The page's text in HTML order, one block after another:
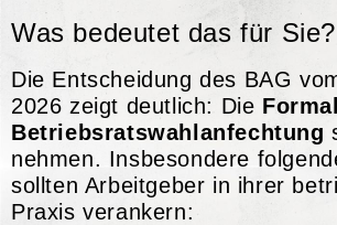
Was bedeutet das für Sie?
Die Entscheidung des BAG
2026 zeigt deutlich: Die
Betriebsratswahlanfechtung
nehmen. Insbesondere
sollten Arbeitgeber in ihrer
Praxis verankern: